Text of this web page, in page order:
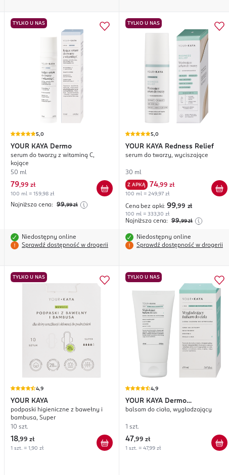
TYLKO U NAS
5,0
YOUR KAYA Dermo
serum do twarzy z witaminą C,
kojące
50 ml
79,99 zł
100 ml = 159,98 zł
Najniższa cena: 99,99 zł
Niedostępny online
Sprawdź dostępność w drogerii
TYLKO U NAS
5,0
YOUR KAYA Redness Relief
serum do twarzy, wyciszające
30 ml
Z APKĄ 74,99 zł
100 ml = 249,97 zł
Cena bez apki: 99,99 zł
100 ml = 333,30 zł
Najniższa cena: 99,99 zł
Niedostępny online
Sprawdź dostępność w drogerii
TYLKO U NAS
4,9
YOUR KAYA
podpaski higieniczne z bawełny i
bambusa, Super
10 szt.
18,99 zł
1 szt. = 1,90 zł
TYLKO U NAS
4,9
YOUR KAYA Dermo
Niedoskonałości
balsam do ciała, wygładzający
1 szt.
47,99 zł
1 szt. = 47,99 zł